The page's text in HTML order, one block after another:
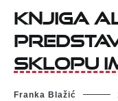
Knjiga
sklopu
Franka Blažić